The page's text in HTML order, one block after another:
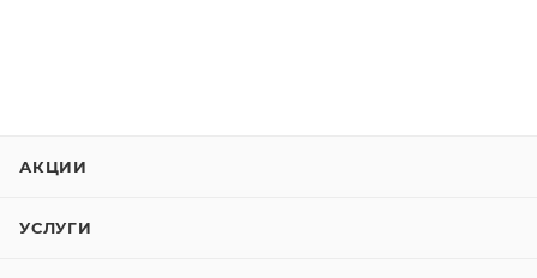
АКЦИИ
УСЛУГИ